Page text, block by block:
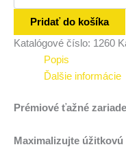
Pridať do košíka
Katalógové číslo: 1260
Popis
Ďalšie informácie
Prémiové ťažné
Maximalizujte